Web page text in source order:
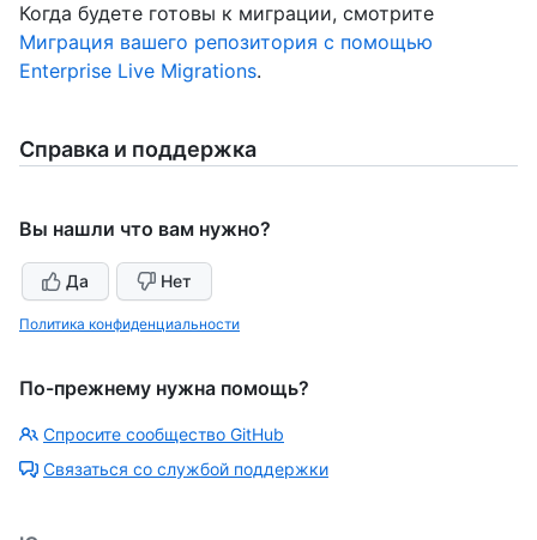
Когда будете готовы к миграции, смотрите
Миграция вашего репозитория с помощью
Enterprise Live Migrations.
Справка и поддержка
Вы нашли что вам нужно?
Да Нет
Политика конфиденциальности
По-прежнему нужна помощь?
Спросите сообщество GitHub
Связаться со службой поддержки